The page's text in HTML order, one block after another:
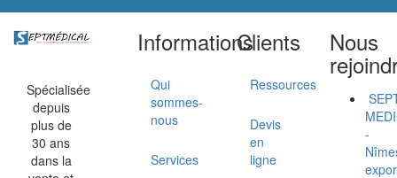
Spécialisée
depuis
plus de
30 ans
dans la
Informations
Qui
sommes-
nous
Services
Clients
Ressources
Devis
en
ligne
Nous
-